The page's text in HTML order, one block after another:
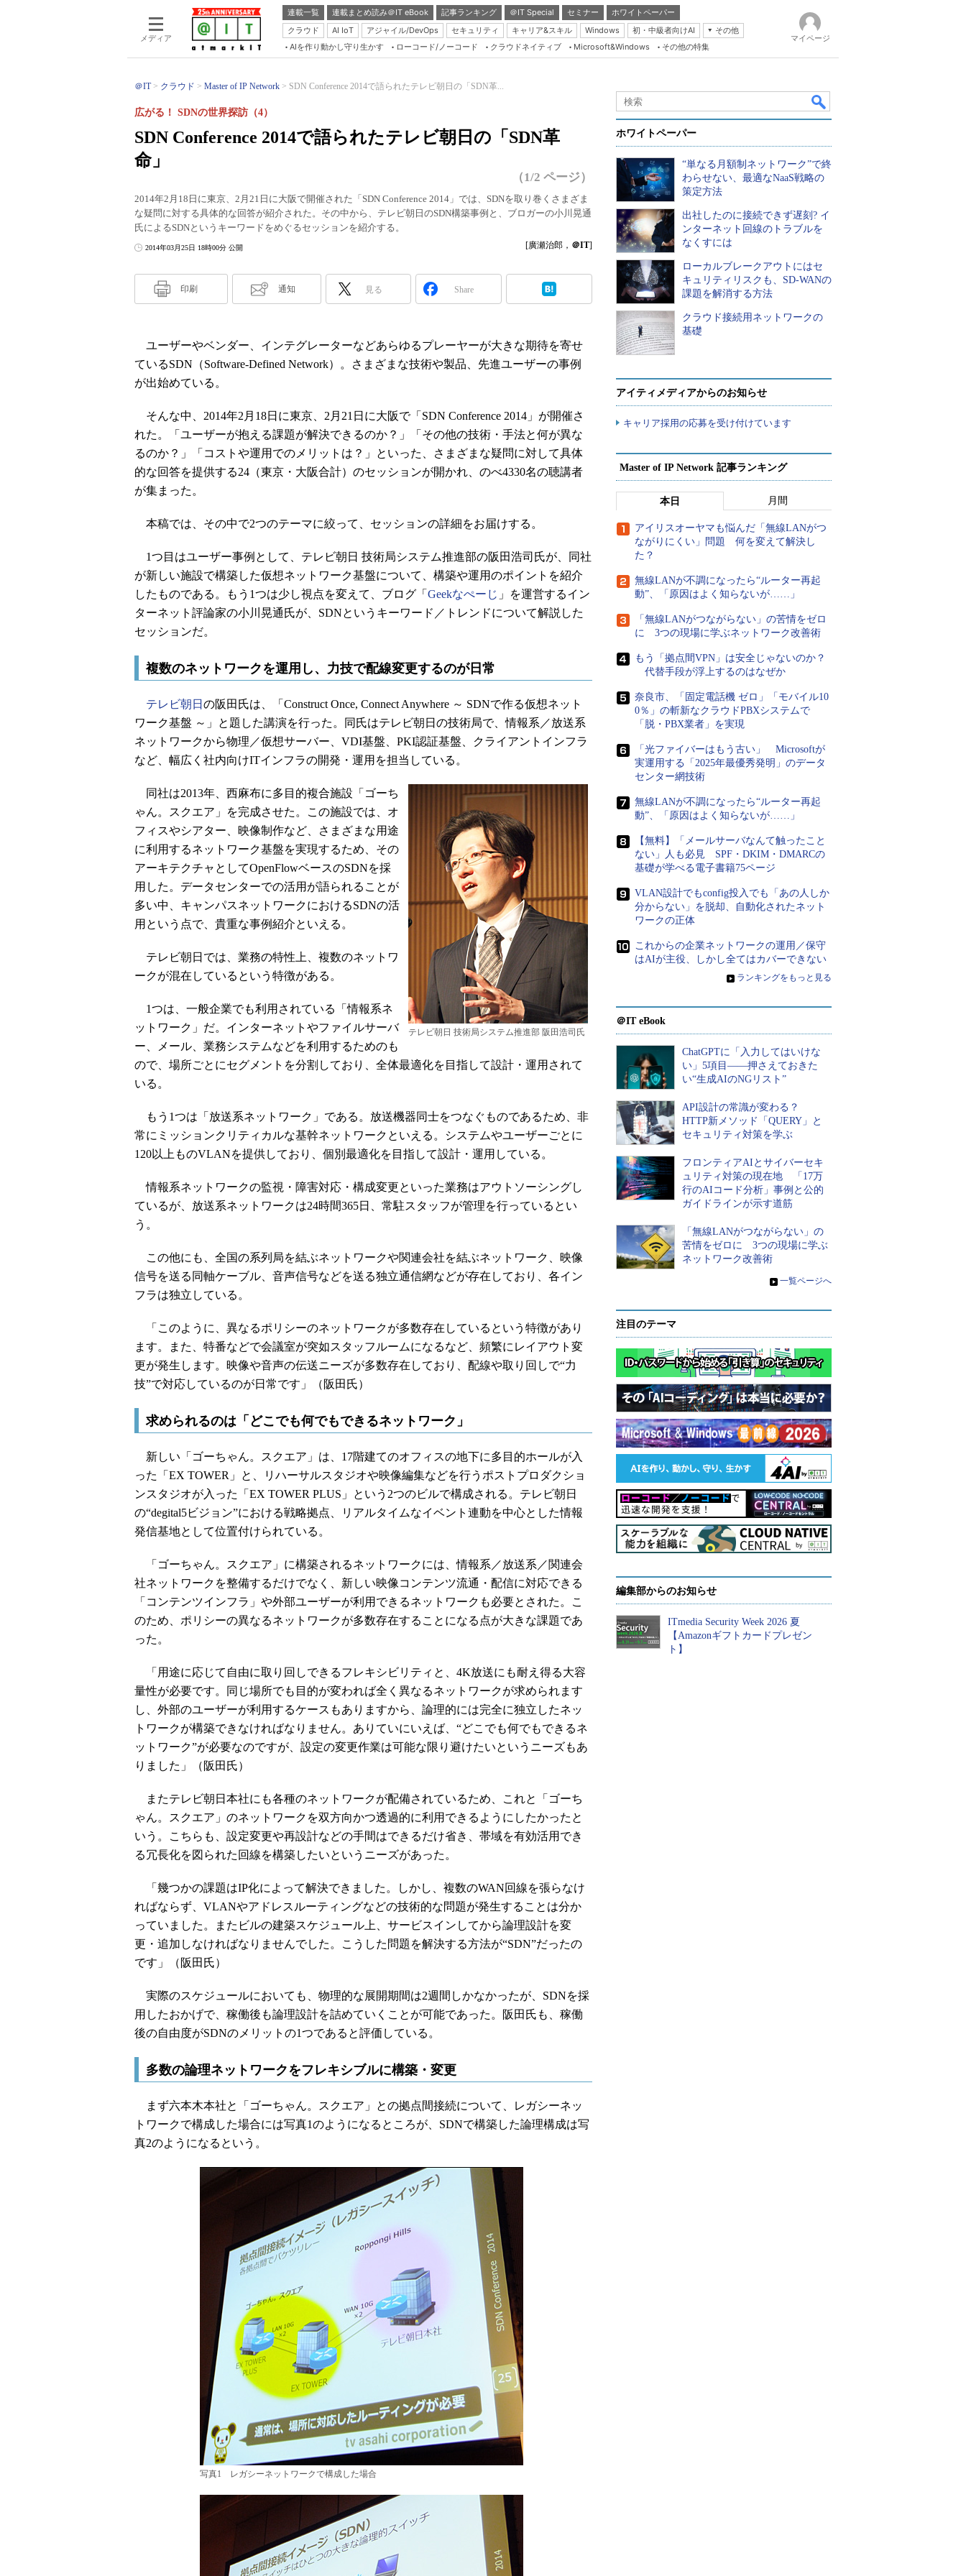
メディア
連載一覧 連載まとめ読み＠IT eBook 記事ランキング ＠IT Special セミナー
ホワイトペーパー
クラウド
AI IoT アジャイル/DevOps セキュリティ キャリア&スキル Windows 初・中級者向けAI
その他
Server & Storage
Database Expert
Master of IP Network
Security & Trust
AIを作り動かし守り生かす ローコード/ノーコード クラウドネイティブ Microsoft&Windows その他の特集
マイページ
＠IT クラウド Master of IP Network SDN Conference 2014で語られたテレビ朝日の「SDN革...
SDN Conference 2014で語られたテレビ朝日の「SDN革
命」
広がる！ SDNの世界探訪（4）
（1/2 ページ）
2014年2月18日に東京、2月21日に大阪で開催された「SDN Conference 2014」では、SDNを取り巻くさまざま
な疑問に対する具体的な回答が紹介された。その中から、テレビ朝日のSDN構築事例と、ブロガーの小川晃通
氏によるSDNというキーワードをめぐるセッションを紹介する。
2014年03月25日 18時00分 公開 [廣瀬治郎， ＠IT]
印刷 通知 見る Share
ユーザーやベンダー、インテグレーターなどあらゆるプレーヤーが大きな期待を寄せ
ているSDN（Software-Defined Network）。さまざまな技術や製品、先進ユーザーの事例
が出始めている。
そんな中、2014年2月18日に東京、2月21日に大阪で「SDN Conference 2014」が開催さ
れた。「ユーザーが抱える課題が解決できるのか？」「その他の技術・手法と何が異な
るのか？」「コストや運用でのメリットは？」といった、さまざまな疑問に対して具体
的な回答を提供する24（東京・大阪合計）のセッションが開かれ、のべ4330名の聴講者
が集まった。
本稿では、その中で2つのテーマに絞って、セッションの詳細をお届けする。
1つ目はユーザー事例として、テレビ朝日 技術局システム推進部の阪田浩司氏が、同社
が新しい施設で構築した仮想ネットワーク基盤について、構築や運用のポイントを紹介
したものである。もう1つは少し視点を変えて、ブログ「 Geekなぺーじ 」を運営するイン
ターネット評論家の小川晃通氏が、SDNというキーワード／トレンドについて解説した
セッションだ。
複数のネットワークを運用し、力技で配線変更するのが日常
テレビ朝日 の阪田氏は、「Construct Once, Connect Anywhere ～ SDNで作る仮想ネット
ワーク基盤 ～」と題した講演を行った。同氏はテレビ朝日の技術局で、情報系／放送系
ネットワークから物理／仮想サーバー、VDI基盤、PKI認証基盤、クライアントインフラ
など、幅広く社内向けITインフラの開発・運用を担当している。
テレビ朝日 技術局システム推進部 阪田浩司氏
同社は2013年、西麻布に多目的複合施設「ゴーち
ゃん。スクエア」を完成させた。この施設では、オ
フィスやシアター、映像制作など、さまざまな用途
に利用するネットワーク基盤を実現するため、その
アーキテクチャとしてOpenFlowベースのSDNを採
用した。データセンターでの活用が語られることが
多い中、キャンパスネットワークにおけるSDNの活
用という点で、貴重な事例紹介といえる。
テレビ朝日では、業務の特性上、複数のネットワ
ークが混在しているという特徴がある。
1つは、一般企業でも利用されている「情報系ネ
ットワーク」だ。インターネットやファイルサーバ
ー、メール、業務システムなどを利用するためのも
ので、場所ごとにセグメントを分割しており、全体最適化を目指して設計・運用されて
いる。
もう1つは「放送系ネットワーク」である。放送機器同士をつなぐものであるため、非
常にミッションクリティカルな基幹ネットワークといえる。システムやユーザーごとに
120以上ものVLANを提供しており、個別最適化を目指して設計・運用している。
情報系ネットワークの監視・障害対応・構成変更といった業務はアウトソーシングし
ているが、放送系ネットワークは24時間365日、常駐スタッフが管理を行っているとい
う。
この他にも、全国の系列局を結ぶネットワークや関連会社を結ぶネットワーク、映像
信号を送る同軸ケーブル、音声信号などを送る独立通信網などが存在しており、各イン
フラは独立している。
「このように、異なるポリシーのネットワークが多数存在しているという特徴があり
ます。また、特番などで会議室が突如スタッフルームになるなど、頻繁にレイアウト変
更が発生します。映像や音声の伝送ニーズが多数存在しており、配線や取り回しで“力
技”で対応しているのが日常です」（阪田氏）
求められるのは「どこでも何でもできるネットワーク」
新しい「ゴーちゃん。スクエア」は、17階建てのオフィスの地下に多目的ホールが入
った「EX TOWER」と、リハーサルスタジオや映像編集などを行うポストプロダクショ
ンスタジオが入った「EX TOWER PLUS」という2つのビルで構成される。テレビ朝日
の“degital5ビジョン”における戦略拠点、リアルタイムなイベント連動を中心とした情報
発信基地として位置付けられている。
「ゴーちゃん。スクエア」に構築されるネットワークには、情報系／放送系／関連会
社ネットワークを整備するだけでなく、新しい映像コンテンツ流通・配信に対応できる
「コンテンツインフラ」や外部ユーザーが利用できるネットワークも必要とされた。こ
のため、ポリシーの異なるネットワークが多数存在することになる点が大きな課題であ
った。
「用途に応じて自由に取り回しできるフレキシビリティと、4K放送にも耐え得る大容
量性が必要です。同じ場所でも目的が変われば全く異なるネットワークが求められます
し、外部のユーザーが利用するケースもありますから、論理的には完全に独立したネッ
トワークが構築できなければなりません。ありていにいえば、“どこでも何でもできるネ
ットワーク”が必要なのですが、設定の変更作業は可能な限り避けたいというニーズもあ
りました」（阪田氏）
またテレビ朝日本社にも各種のネットワークが配備されているため、これと「ゴーち
ゃん。スクエア」のネットワークを双方向かつ透過的に利用できるようにしたかったと
いう。こちらも、設定変更や再設計などの手間はできるだけ省き、帯域を有効活用でき
る冗長化を図られた回線を構築したいというニーズがあった。
「幾つかの課題はIP化によって解決できました。しかし、複数のWAN回線を張らなけ
ればならず、VLANやアドレスルーティングなどの技術的な問題が発生することは分か
っていました。またビルの建築スケジュール上、サービスインしてから論理設計を変
更・追加しなければなりませんでした。こうした問題を解決する方法が“SDN”だったの
です」（阪田氏）
実際のスケジュールにおいても、物理的な展開期間は2週間しかなかったが、SDNを採
用したおかげで、稼働後も論理設計を詰めていくことが可能であった。阪田氏も、稼働
後の自由度がSDNのメリットの1つであると評価している。
多数の論理ネットワークをフレキシブルに構築・変更
まず六本木本社と「ゴーちゃん。スクエア」との拠点間接続について、レガシーネッ
トワークで構成した場合には写真1のようになるところが、SDNで構築した論理構成は写
真2のようになるという。
写真1 レガシーネットワークで構成した場合
ホワイトペーパー
“単なる月額制ネットワーク”で終
わらせない、最適なNaaS戦略の
策定方法
出社したのに接続できず遅刻? イ
ンターネット回線のトラブルを
なくすには
ローカルブレークアウトにはセ
キュリティリスクも、SD-WANの
課題を解消する方法
クラウド接続用ネットワークの
基礎
アイティメディアからのお知らせ
キャリア採用の応募を受け付けています
Master of IP Network 記事ランキング
本日 月間
アイリスオーヤマも悩んだ「無線LANがつ
ながりにくい」問題 何を変えて解決し
た？
無線LANが不調になったら“ルーター再起
動”、「原因はよく知らないが……」
「無線LANがつながらない」の苦情をゼロ
に 3つの現場に学ぶネットワーク改善術
もう「拠点間VPN」は安全じゃないのか？
代替手段が浮上するのはなぜか
奈良市、「固定電話機 ゼロ」「モバイル10
0％」の斬新なクラウドPBXシステムで
「脱・PBX業者」を実現
「光ファイバーはもう古い」 Microsoftが
実運用する「2025年最優秀発明」のデータ
センター網技術
無線LANが不調になったら“ルーター再起
動”、「原因はよく知らないが……」
【無料】「メールサーバなんて触ったこと
ない」人も必見 SPF・DKIM・DMARCの
基礎が学べる電子書籍75ページ
VLAN設計でもconfig投入でも「あの人しか
分からない」を脱却、自動化されたネット
ワークの正体
これからの企業ネットワークの運用／保守
はAIが主役、しかし全てはカバーできない
» ランキングをもっと見る
＠IT eBook
ChatGPTに「入力してはいけな
い」5項目――押さえておきた
い“生成AIのNGリスト”
API設計の常識が変わる？
HTTP新メソッド「QUERY」と
セキュリティ対策を学ぶ
フロンティアAIとサイバーセキ
ュリティ対策の現在地 「17万
行のAIコード分析」事例と公的
ガイドラインが示す道筋
「無線LANがつながらない」の
苦情をゼロに 3つの現場に学ぶ
ネットワーク改善術
» 一覧ページへ
注目のテーマ
編集部からのお知らせ
ITmedia Security Week 2026 夏
【Amazonギフトカードプレゼン
ト】